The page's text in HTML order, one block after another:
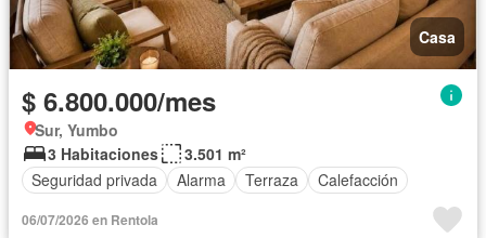
Casa
$ 6.800.000/mes
Sur, Yumbo
3 Habitaciones
3.501 m²
Seguridad privada
Alarma Terraza Calefacción
06/07/2026 en Rentola